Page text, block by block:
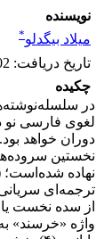
نویسنده
میلاد بیگدلو*
تاریخ دریافت:
02
چکیده
در
لغوی فارسی نو
نخستین
ترجمه‌ای
واژه «خرسند»